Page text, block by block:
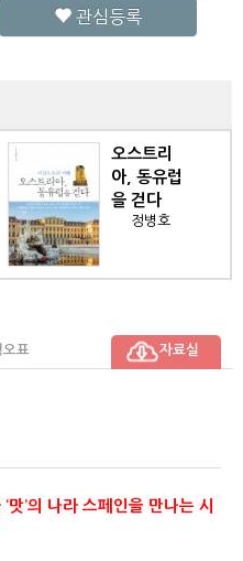
관심등록
이탈리아를
걷다
정병호
오표 자료실
맛’의 나라 스페인을 만나는 시